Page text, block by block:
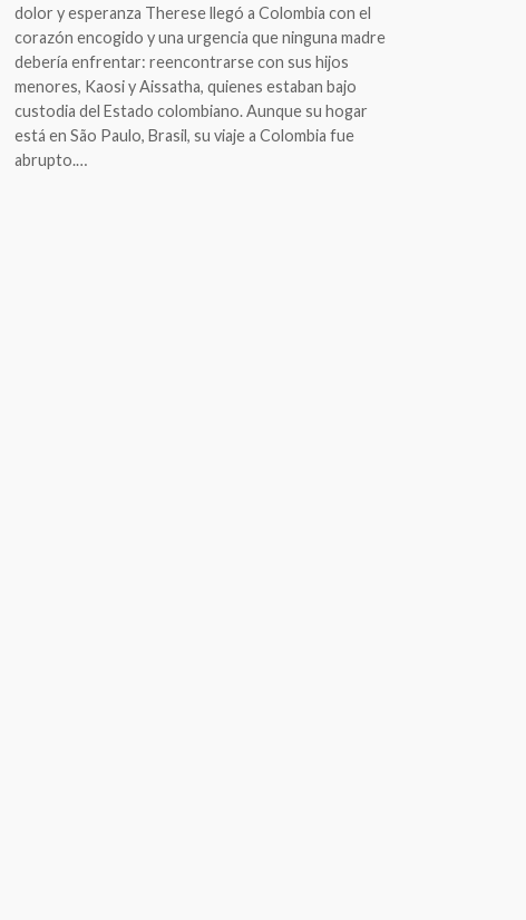
dolor y esperanza Therese llegó a Colombia con el
corazón encogido y una urgencia que ninguna madre
debería enfrentar: reencontrarse con sus hijos
menores, Kaosi y Aissatha, quienes estaban bajo
custodia del Estado colombiano. Aunque su hogar
está en São Paulo, Brasil, su viaje a Colombia fue
abrupto.…